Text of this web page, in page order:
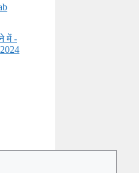
में -